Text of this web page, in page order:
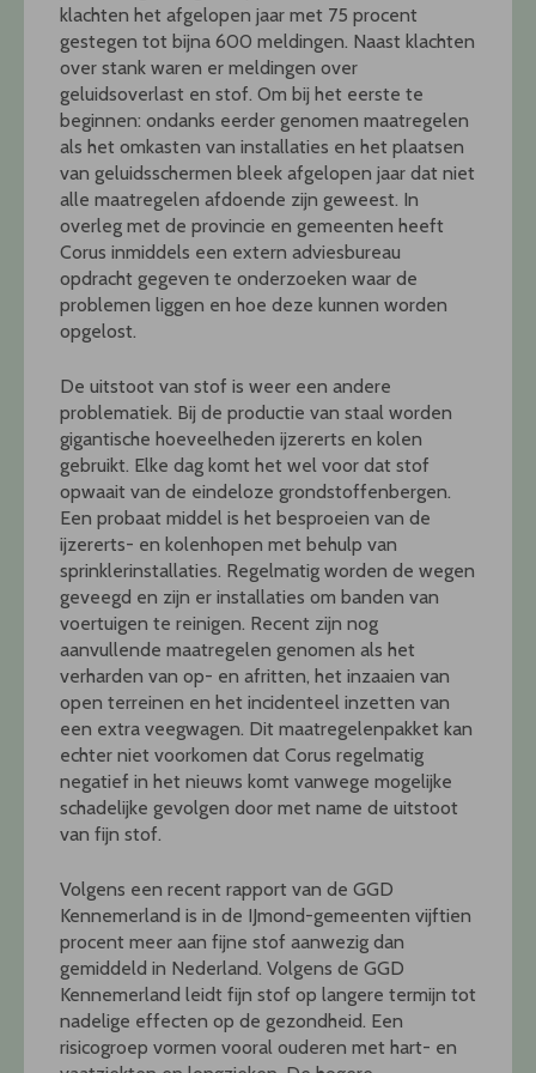
klachten het afgelopen jaar met 75 procent
gestegen tot bijna 600 meldingen. Naast klachten
over stank waren er meldingen over
geluidsoverlast en stof. Om bij het eerste te
beginnen: ondanks eerder genomen maatregelen
als het omkasten van installaties en het plaatsen
van geluidsschermen bleek afgelopen jaar dat niet
alle maatregelen afdoende zijn geweest. In
overleg met de provincie en gemeenten heeft
Corus inmiddels een extern adviesbureau
opdracht gegeven te onderzoeken waar de
problemen liggen en hoe deze kunnen worden
opgelost.
De uitstoot van stof is weer een andere
problematiek. Bij de productie van staal worden
gigantische hoeveelheden ijzererts en kolen
gebruikt. Elke dag komt het wel voor dat stof
opwaait van de eindeloze grondstoffenbergen.
Een probaat middel is het besproeien van de
ijzererts- en kolenhopen met behulp van
sprinklerinstallaties. Regelmatig worden de wegen
geveegd en zijn er installaties om banden van
voertuigen te reinigen. Recent zijn nog
aanvullende maatregelen genomen als het
verharden van op- en afritten, het inzaaien van
open terreinen en het incidenteel inzetten van
een extra veegwagen. Dit maatregelenpakket kan
echter niet voorkomen dat Corus regelmatig
negatief in het nieuws komt vanwege mogelijke
schadelijke gevolgen door met name de uitstoot
van fijn stof.
Volgens een recent rapport van de GGD
Kennemerland is in de IJmond-gemeenten vijftien
procent meer aan fijne stof aanwezig dan
gemiddeld in Nederland. Volgens de GGD
Kennemerland leidt fijn stof op langere termijn tot
nadelige effecten op de gezondheid. Een
risicogroep vormen vooral ouderen met hart- en